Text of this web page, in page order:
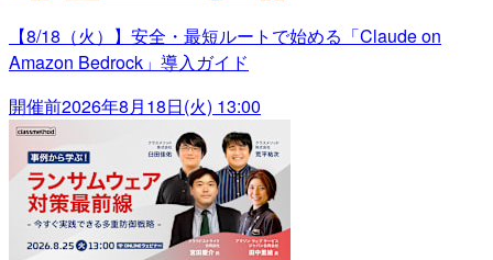
【8/18（火）】安全・最短ルートで始める「Claude on
Amazon Bedrock」導入ガイド
開催前2026年8月18日(火) 13:00